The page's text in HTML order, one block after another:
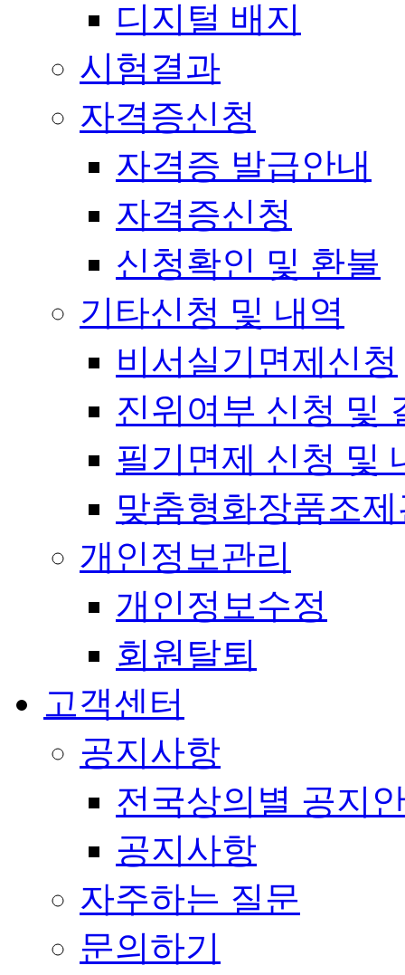
디지털 배지
시험결과
자격증신청
자격증 발급안내
자격증신청
신청확인 및 환불
기타신청 및 내역
비서실기면제신청
진위여부 신청 및
필기면제 신청 및
맞춤형화장품조
개인정보관리
개인정보수정
회원탈퇴
고객센터
공지사항
전국상의별 공지
공지사항
자주하는 질문
문의하기